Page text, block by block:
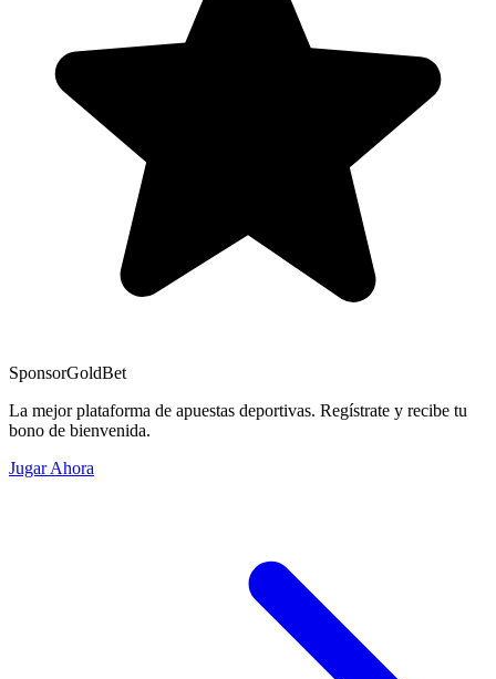
SponsorGoldBet
La mejor plataforma de apuestas deportivas. Regístrate y recibe tu
bono de bienvenida.
Jugar Ahora